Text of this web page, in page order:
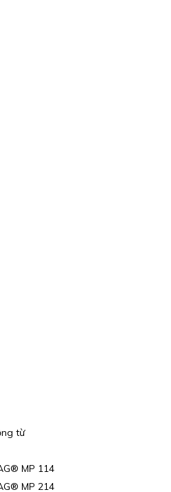
từ
MP 114
MP 214